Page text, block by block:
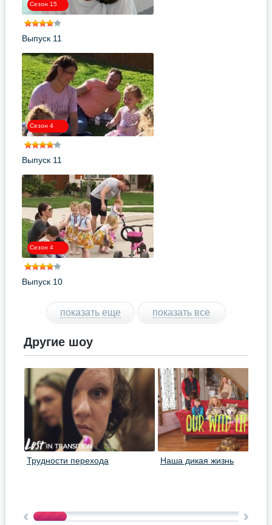
Сезон 15
Выпуск 11
Сезон 4
Выпуск 11
Сезон 4
Выпуск 10
показать еще показать все
Другие шоу
Трудности перехода Наша дикая жизнь